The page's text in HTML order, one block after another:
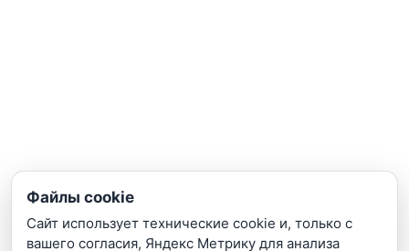
Подбор по сметам
Поддержка
Файлы cookie
Сайт использует технические cookie и, только с
вашего согласия, Яндекс Метрику для анализа